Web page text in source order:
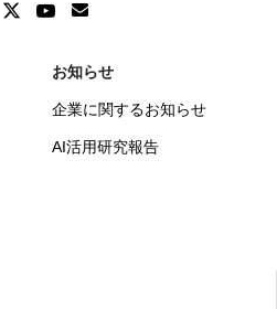
お知らせ
企業に関するお知らせ
AI活用研究報告